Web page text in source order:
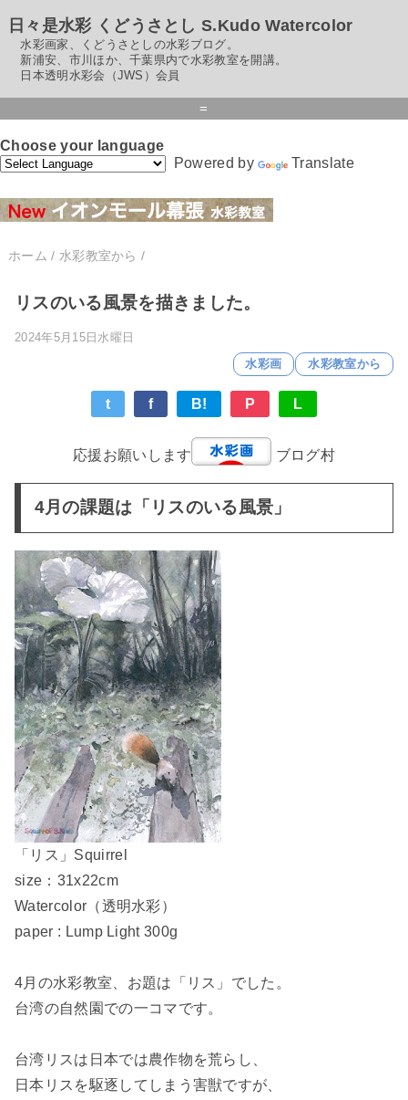
日々是水彩 くどうさとし S.Kudo Watercolor
水彩画家、くどうさとしの水彩ブログ。
新浦安、市川ほか、千葉県内で水彩教室を開講。
日本透明水彩会（JWS）会員
=
Choose your language
Powered by
Translate
ホーム / 水彩教室から /
リスのいる風景を描きました。
2024年5月15日水曜日
水彩画
水彩教室から
t f B! P L
応援お願いします ブログ村
4月の課題は「リスのいる風景」
「リス」Squirrel
size：31x22cm
Watercolor（透明水彩）
paper : Lump Light 300g
4月の水彩教室、お題は「リス」でした。
台湾の自然園での一コマです。
台湾リスは日本では農作物を荒らし、
日本リスを駆逐してしまう害獣ですが、